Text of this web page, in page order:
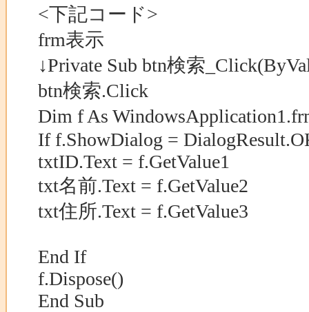
<下記コード>
frm表示
↓Private Sub btn検索
btn検索.Click
Dim f As
If f.ShowDialog =
txtID.Text = f.GetValue1
txt名前.Text = f.GetValue2
txt住所.Text = f.GetValue3
End If
f.Dispose()
End Sub